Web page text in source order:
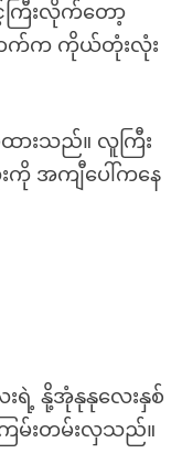
ကြီးလိုက်တော့
က်က ကိုယ်တုံးလုံး
ထားသည်။ လူကြီး
အကျီပေါ်ကနေ
ရဲ့ နို့အုံနုနုလေးနှစ်
မ်းတမ်းလှသည်။